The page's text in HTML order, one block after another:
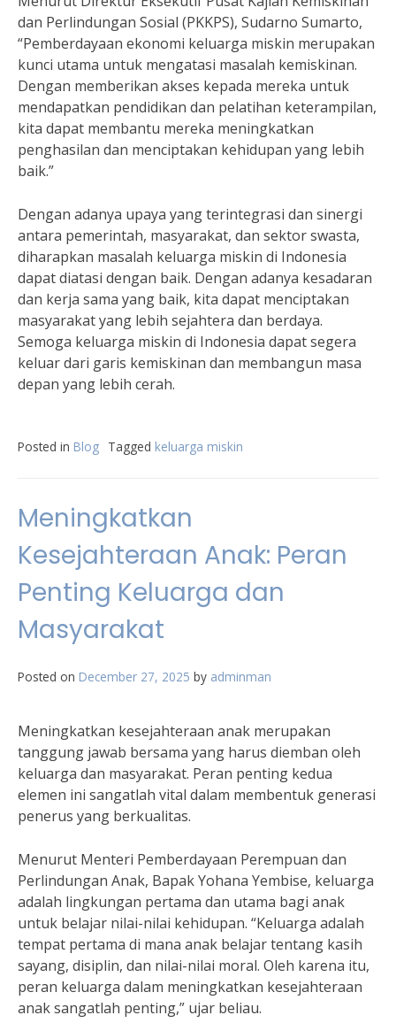
dan Perlindungan Sosial (PKKPS), Sudarno Sumarto,
“Pemberdayaan ekonomi keluarga miskin merupakan
kunci utama untuk mengatasi masalah kemiskinan.
Dengan memberikan akses kepada mereka untuk
mendapatkan pendidikan dan pelatihan keterampilan,
kita dapat membantu mereka meningkatkan
penghasilan dan menciptakan kehidupan yang lebih
baik.”
Dengan adanya upaya yang terintegrasi dan sinergi
antara pemerintah, masyarakat, dan sektor swasta,
diharapkan masalah keluarga miskin di Indonesia
dapat diatasi dengan baik. Dengan adanya kesadaran
dan kerja sama yang baik, kita dapat menciptakan
masyarakat yang lebih sejahtera dan berdaya.
Semoga keluarga miskin di Indonesia dapat segera
keluar dari garis kemiskinan dan membangun masa
depan yang lebih cerah.
Posted in Blog Tagged keluarga miskin
Meningkatkan
Kesejahteraan Anak: Peran
Penting Keluarga dan
Masyarakat
Posted on December 27, 2025 by adminman
Meningkatkan kesejahteraan anak merupakan
tanggung jawab bersama yang harus diemban oleh
keluarga dan masyarakat. Peran penting kedua
elemen ini sangatlah vital dalam membentuk generasi
penerus yang berkualitas.
Menurut Menteri Pemberdayaan Perempuan dan
Perlindungan Anak, Bapak Yohana Yembise, keluarga
adalah lingkungan pertama dan utama bagi anak
untuk belajar nilai-nilai kehidupan. “Keluarga adalah
tempat pertama di mana anak belajar tentang kasih
sayang, disiplin, dan nilai-nilai moral. Oleh karena itu,
peran keluarga dalam meningkatkan kesejahteraan
anak sangatlah penting,” ujar beliau.